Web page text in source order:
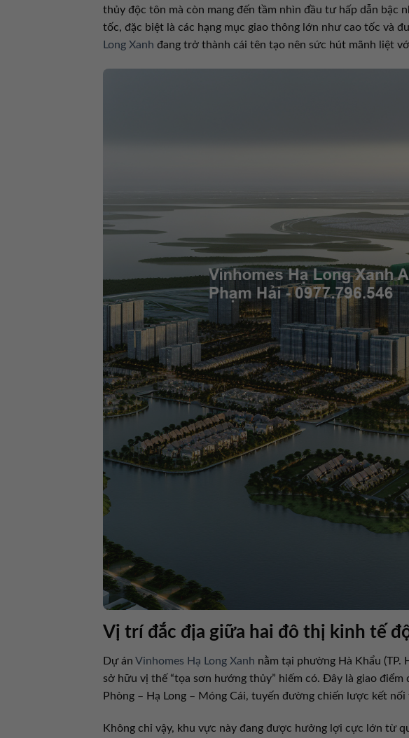
thủy độc tôn mà còn mang đến tầm nhìn đầu tư hấp dẫn bậc
tốc, đặc biệt là các hạng mục giao thông lớn như cao tốc và
Long Xanh đang trở thành cái tên tạo nên sức hút mãnh liệt
Vị trí đắc địa giữa hai đô thị kinh tế
Dự án Vinhomes Hạ Long Xanh nằm tại phường Hà Khẩu (TP.
sở hữu vị thế “tọa sơn hướng thủy” hiếm có. Đây là giao
Phòng – Hạ Long – Móng Cái, tuyến đường chiến lược kết
Không chỉ vậy, khu vực này đang được hưởng lợi cực lớn từ